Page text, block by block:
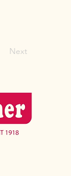
Next